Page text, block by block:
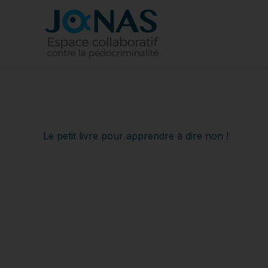
Le petit livre pour apprendre à dire non !